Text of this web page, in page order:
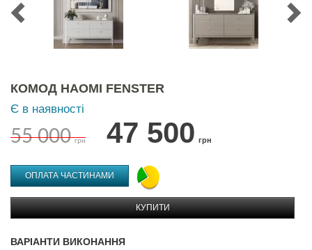
КОМОД НАОМІ FENSTER
Є в наявності
55 000 грн 47 500 грн
ОПЛАТА ЧАСТИНАМИ
КУПИТИ
ВАРІАНТИ ВИКОНАННЯ